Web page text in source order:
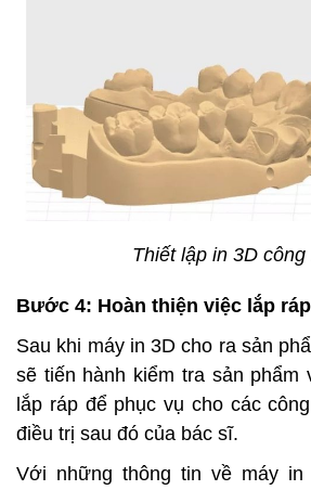
Thiết lập in 3D công
Bước 4: Hoàn thiện việc lắp ráp
Sau khi máy in 3D cho ra sản
sẽ tiến hành kiểm tra sản phẩm
lắp ráp để phục vụ cho các
điều trị sau đó của bác sĩ.
Với những thông tin về máy in